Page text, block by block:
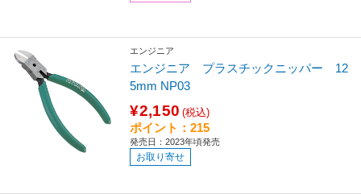
エンジニア
エンジニア プラスチックニッパー 12
5mm NP03
¥2,150 (税込)
ポイント：215
発売日：2023年頃発売
お取り寄せ